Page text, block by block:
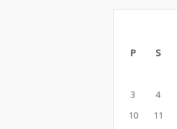
P S
3
4
10
11